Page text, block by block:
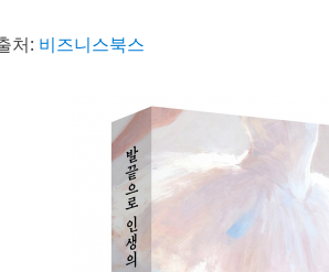
처: 비즈니스북스